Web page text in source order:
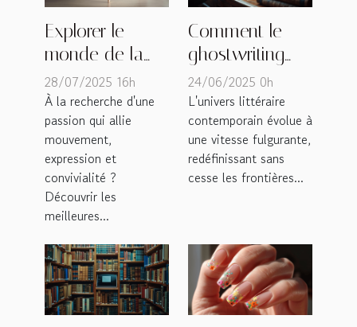
Explorer le
monde de la
danse : où
trouver les
meilleures cours
à Metz ?
28/07/2025 16h
À la recherche d'une
passion qui allie
mouvement,
expression et
convivialité ?
Découvrir les
meilleures...
Comment le
ghostwriting
façonne
l'industrie
littéraire
moderne
24/06/2025 0h
L'univers littéraire
contemporain évolue à
une vitesse fulgurante,
redéfinissant sans
cesse les frontières...